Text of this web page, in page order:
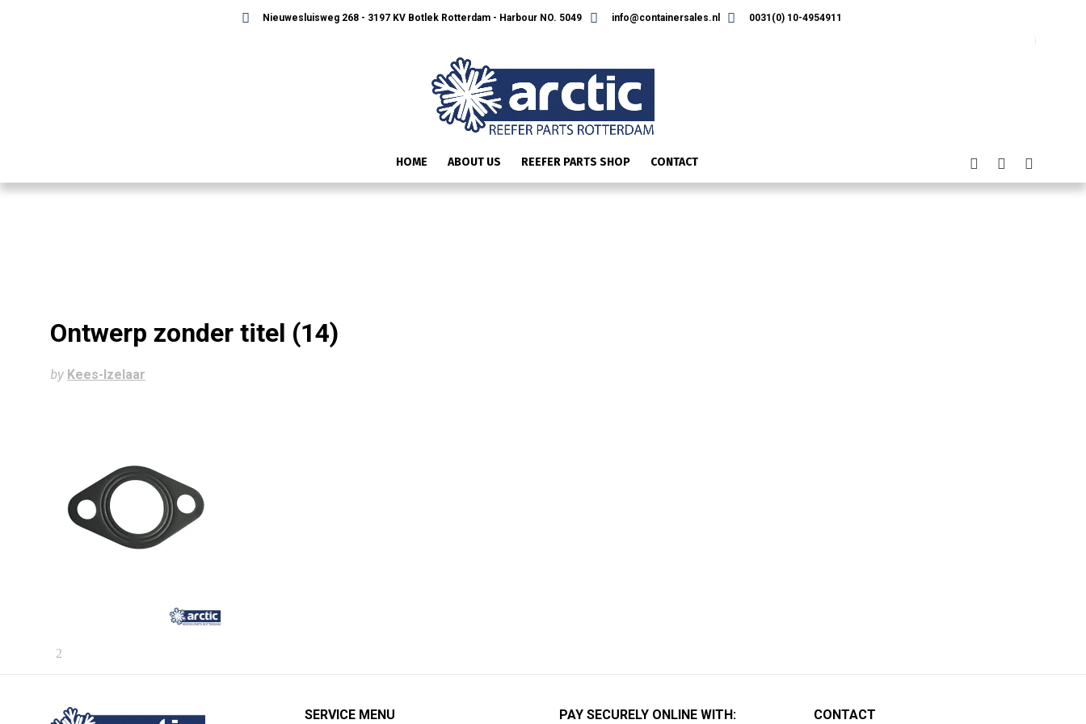
Nieuwesluisweg 268 - 3197 KV Botlek Rotterdam - Harbour NO. 5049 info@containersales.nl 0031(0) 10-4954911
HOME ABOUT US REEFER PARTS SHOP CONTACT
Ontwerp zonder titel (14)
by Kees-Izelaar
SERVICE MENU PAY SECURELY ONLINE WITH: CONTACT